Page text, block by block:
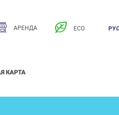
АРЕНДА ECO
КАРТА